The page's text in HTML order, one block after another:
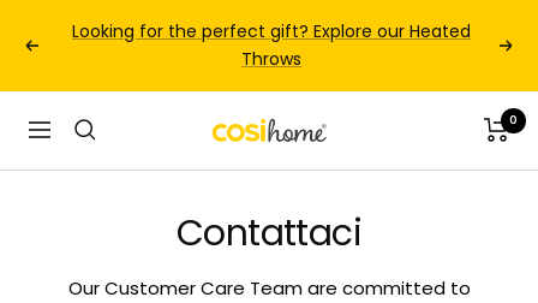
Precedente
Looking for the perfect gift? Explore our Heated
Throws
Navigazione
Cosi
0
Contattaci
Our Customer Care Team are committed to